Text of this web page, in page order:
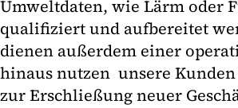
Umweltdaten, wie Lärm oder
qualifiziert und aufbereitet
dienen außerdem einer
hinaus nutzen unsere Kunden
zur Erschließung neuer